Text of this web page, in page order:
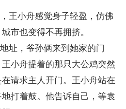
王小舟感觉身子轻盈，仿佛
市也变得不再拥挤。
址，爷孙俩来到她家的门
小舟提着的那只大公鸡突然
请求主人开门。王小舟站在
打着鼓。他告诉自己，等袁